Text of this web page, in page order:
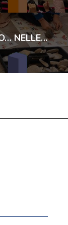
IN VIAGGIO TRA ARTE E TEATRO… NELLE FIABE